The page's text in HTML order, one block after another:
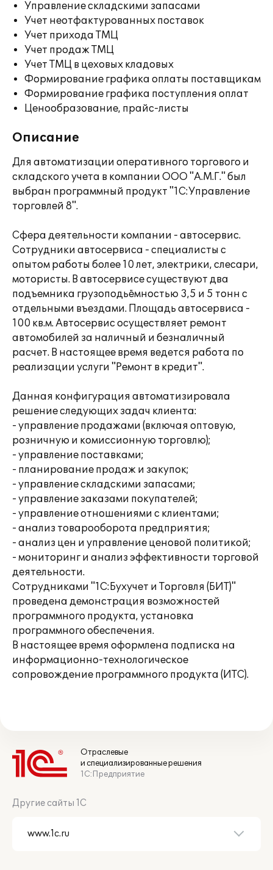
Управление складскими запасами
Учет неотфактурованных поставок
Учет прихода ТМЦ
Учет продаж ТМЦ
Учет ТМЦ в цеховых кладовых
Формирование графика оплаты поставщикам
Формирование графика поступления оплат
Ценообразование, прайс-листы
Описание
Для автоматизации оперативного торгового и
складского учета в компании ООО "А.М.Г." был
выбран программный продукт "1С:Управление
торговлей 8".
Сфера деятельности компании - автосервис.
Сотрудники автосервиса - специалисты с
опытом работы более 10 лет, электрики, слесари,
мотористы. В автосервисе существуют два
подъемника грузоподьёмностью 3,5 и 5 тонн с
отдельными въездами. Площадь автосервиса -
100 кв.м. Автосервис осуществляет ремонт
автомобилей за наличный и безналичный
расчет. В настоящее время ведется работа по
реализации услуги "Ремонт в кредит".
Данная конфигурация автоматизировала
решение следующих задач клиента:
- управление продажами (включая оптовую,
розничную и комиссионную торговлю);
- управление поставками;
- планирование продаж и закупок;
- управление складскими запасами;
- управление заказами покупателей;
- управление отношениями с клиентами;
- анализ товарооборота предприятия;
- анализ цен и управление ценовой политикой;
- мониторинг и анализ эффективности торговой
деятельности.
Сотрудниками "1С:Бухучет и Торговля (БИТ)"
проведена демонстрация возможностей
программного продукта, установка
программного обеспечения.
В настоящее время оформлена подписка на
информационно-технологическое
сопровождение программного продукта (ИТС).
Отраслевые
и специализированные решения
1С:Предприятие
Другие сайты 1С